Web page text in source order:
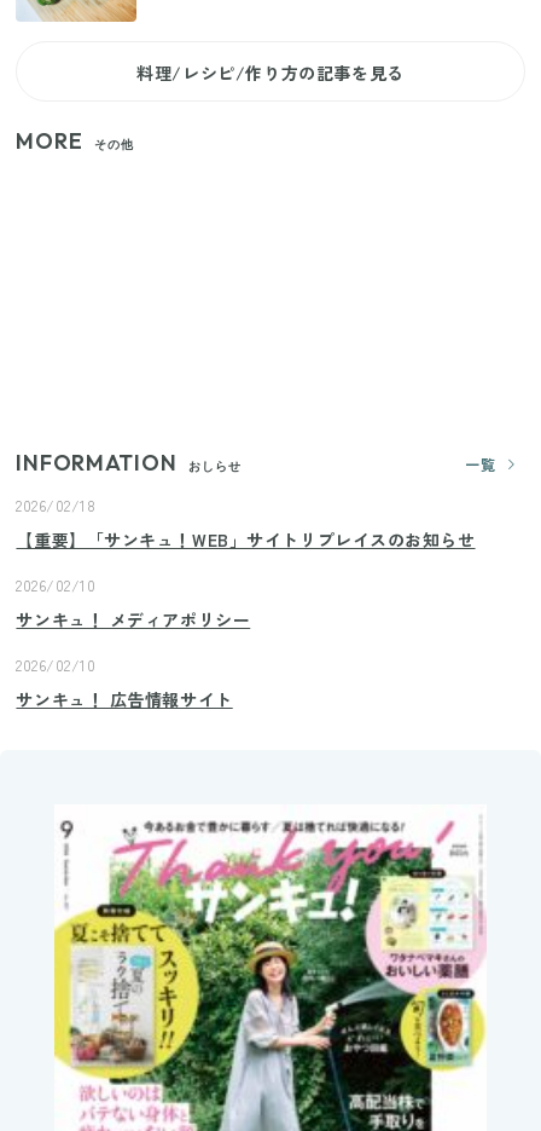
料理/レシピ/作り方の記事を見る
MORE その他
INFORMATION おしらせ
一覧
2026/02/18
【重要】「サンキュ！WEB」サイトリプレイスのお知らせ
2026/02/10
サンキュ！ メディアポリシー
2026/02/10
サンキュ！ 広告情報サイト